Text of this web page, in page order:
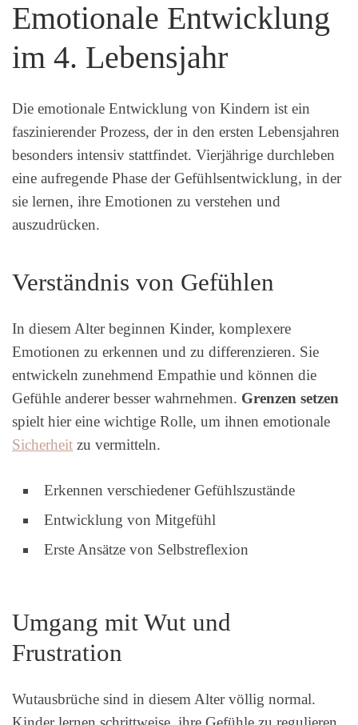
Emotionale Entwicklung
im 4. Lebensjahr
Die emotionale Entwicklung von Kindern ist ein
faszinierender Prozess, der in den ersten Lebensjahren
besonders intensiv stattfindet. Vierjährige durchleben
eine aufregende Phase der Gefühlsentwicklung, in der
sie lernen, ihre Emotionen zu verstehen und
auszudrücken.
Verständnis von Gefühlen
In diesem Alter beginnen Kinder, komplexere
Emotionen zu erkennen und zu differenzieren. Sie
entwickeln zunehmend Empathie und können die
Gefühle anderer besser wahrnehmen. Grenzen setzen
spielt hier eine wichtige Rolle, um ihnen emotionale
Sicherheit zu vermitteln.
Erkennen verschiedener Gefühlszustände
Entwicklung von Mitgefühl
Erste Ansätze von Selbstreflexion
Umgang mit Wut und
Frustration
Wutausbrüche sind in diesem Alter völlig normal.